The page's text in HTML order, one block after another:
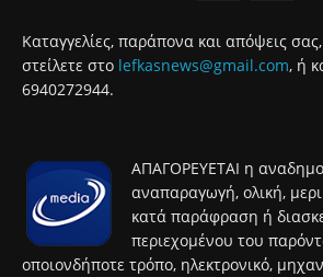
Καταγγελίες, παράπονα και απόψεις
στείλετε στο lefkasnews@gmail.com, ή
6940272944.
ΑΠΑΓΟΡΕΥΕΤΑΙ η
αναπαραγωγή, ολική,
κατά παράφραση ή
περιεχομένου του
οποιονδήποτε τρόπο, ηλεκτρονικό,